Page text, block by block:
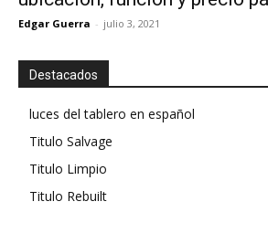
Edgar Guerra - julio 3, 2021
Destacados
luces del tablero en español
Titulo Salvage
Titulo Limpio
Titulo Rebuilt